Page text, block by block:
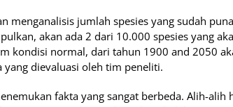
menganalisis jumlah spesies yang sudah
akan ada 2 dari 10.000 spesies yang
kondisi normal, dari tahun 1900 and 2050
dievaluasi oleh tim peneliti.
fakta yang sangat berbeda. Alih-alih